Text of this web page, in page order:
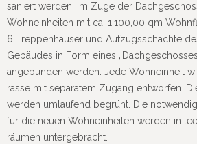
saniert werden. Im Zuge der
Wohn­ein­heiten mit ca. 1.100,00 qm
6 Trep­pen­häuser und Aufzugs­schächte
Gebäudes in Form eines
ange­bunden werden. Jede Wohn­ein­heit
rasse mit sepa­ratem Zugang entworfen.
werden umlau­fend begrünt. Die
für die neuen Wohn­ein­heiten werden in
räumen untergebracht.